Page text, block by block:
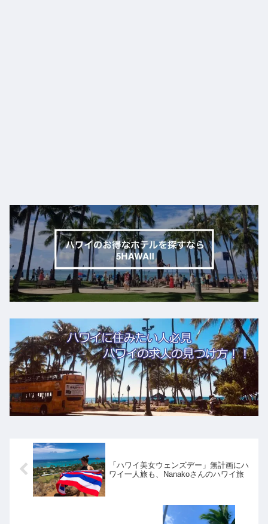
「ハワイ美女ウェンズデー」無計画にハ
ワイ一人旅も、Nanakoさんのハワイ旅